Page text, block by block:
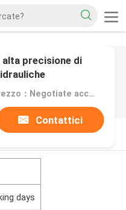
precisione di
Prezzo：Negotiate according to quantity
Contattici
days